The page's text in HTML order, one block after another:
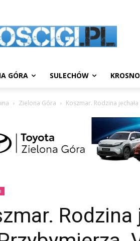
GÓRA SULECHÓW
Zielona Góra Koszmar. Rodzina
Rodzina